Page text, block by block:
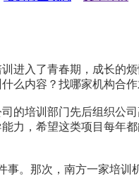
进入了青春期，成长的
么内容？找哪家机构合
培训部门先后组织公司
力，希望这类项目每年
那次，南方一家培训